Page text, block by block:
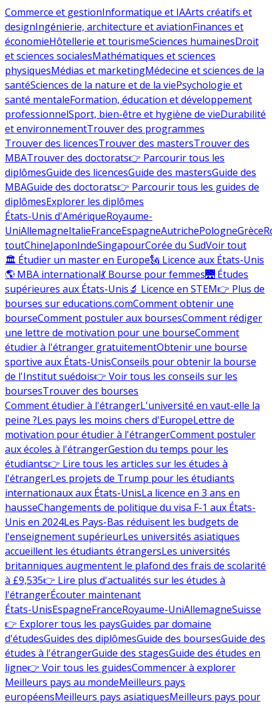
Commerce et gestionInformatique et IAArts créatifs et
designIngénierie, architecture et aviationFinances et
économieHôtellerie et tourismeSciences humainesDroit
et sciences socialesMathématiques et sciences
physiquesMédias et marketingMédecine et sciences de la
santéSciences de la nature et de la viePsychologie et
santé mentaleFormation, éducation et développement
professionnelSport, bien-être et hygiène de vieDurabilité
et environnementTrouver des programmes
Trouver des licencesTrouver des mastersTrouver des
MBATrouver des doctorats👉 Parcourir tous les
diplômesGuide des licencesGuide des mastersGuide des
MBAGuide des doctorats👉 Parcourir tous les guides de
diplômesExplorer les diplômes
États-Unis d'AmériqueRoyaume-
UniAllemagneItalieFranceEspagneAutrichePologneGrèce
toutChineJaponIndeSingapourCorée du SudVoir tout
🏛 Étudier un master en Europe🗽 Licence aux États-Unis
🌎 MBA international💃 Bourse pour femmes🌉 Études
supérieures aux États-Unis🔬 Licence en STEM👉 Plus de
bourses sur educations.comComment obtenir une
bourseComment postuler aux boursesComment rédiger
une lettre de motivation pour une bourseComment
étudier à l'étranger gratuitementObtenir une bourse
sportive aux États-UnisConseils pour obtenir la bourse
de l'Institut suédois👉 Voir tous les conseils sur les
boursesTrouver des bourses
Comment étudier à l'étrangerL'université en vaut-elle la
peine ?Les pays les moins chers d'EuropeLettre de
motivation pour étudier à l'étrangerComment postuler
aux écoles à l'étrangerGestion du temps pour les
étudiants👉 Lire tous les articles sur les études à
l'étrangerLes projets de Trump pour les étudiants
internationaux aux États-UnisLa licence en 3 ans en
hausseChangements de politique du visa F-1 aux États-
Unis en 2024Les Pays-Bas réduisent les budgets de
l'enseignement supérieurLes universités asiatiques
accueillent les étudiants étrangersLes universités
britanniques augmentent le plafond des frais de scolarité
à £9,535👉 Lire plus d'actualités sur les études à
l'étrangerÉcouter maintenant
États-UnisEspagneFranceRoyaume-UniAllemagneSuisse
👉 Explorer tous les paysGuides par domaine
d'étudesGuides des diplômesGuide des boursesGuide des
études à l'étrangerGuide des stagesGuide des études en
ligne👉 Voir tous les guidesCommencer à explorer
Meilleurs pays au mondeMeilleurs pays
européensMeilleurs pays asiatiquesMeilleurs pays pour